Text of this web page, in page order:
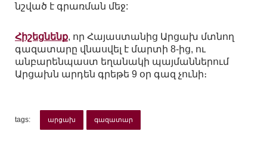
նշված է գրառման մեջ:
Հիշեցնենք, որ Հայաստանից Արցախ մտնող
գազատարը վնասվել է մարտի 8-ից, ու
անբարենպաստ եղանակի պայմաններում
Արցախն արդեն գրեթե 9 օր գազ չունի։
tags: արցախ գազատար